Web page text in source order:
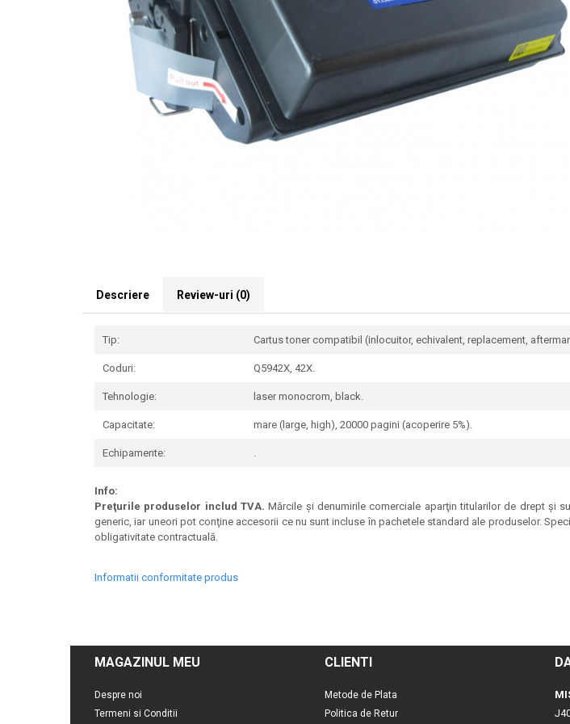
Descriere Review-uri (0)
Tip: Cartus toner compatibil (inlocuitor, echivalent, replacement,
Coduri: Q5942X, 42X.
Tehnologie: laser monocrom, black.
Capacitate: mare (large, high), 20000 pagini (acoperire 5%).
Echipamente: .
Info:
Preţurile produselor includ TVA. Mărcile şi denumirile comerciale aparţin titularilor de drept şi
generic, iar uneori pot conţine accesorii ce nu sunt incluse în pachetele standard ale produselor.
obligativitate contractuală.
Informatii conformitate produs
MAGAZINUL MEU
Despre noi
Termeni si Conditii
CLIENTI
Metode de Plata
Politica de Retur